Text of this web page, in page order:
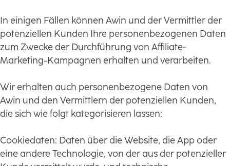
In einigen Fällen können Awin und der Vermittler der
potenziellen Kunden Ihre personenbezogenen Daten
zum Zwecke der Durchführung von Affiliate-
Marketing-Kampagnen erhalten und verarbeiten.
Wir erhalten auch personenbezogene Daten von
Awin und den Vermittlern der potenziellen Kunden,
die sich wie folgt kategorisieren lassen:
Cookiedaten: Daten über die Website, die App oder
eine andere Technologie, von der aus der potenzieller